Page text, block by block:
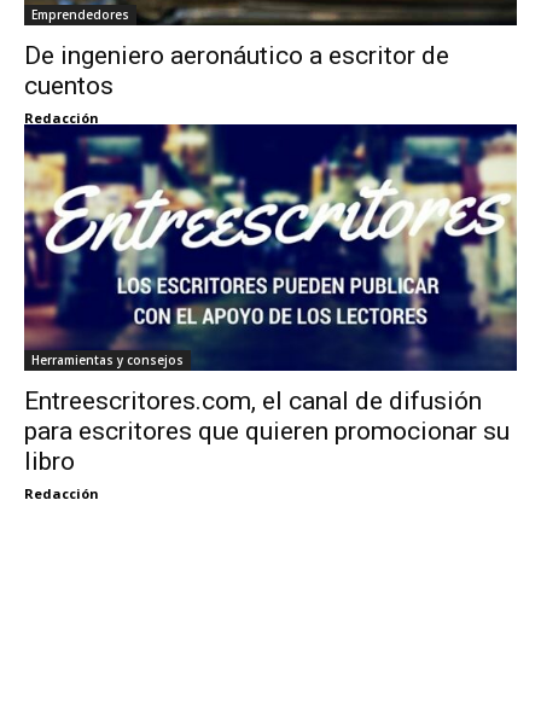
Emprendedores
De ingeniero aeronáutico a escritor de
cuentos
Redacción
Herramientas y consejos
Entreescritores.com, el canal de difusión
para escritores que quieren promocionar su
libro
Redacción